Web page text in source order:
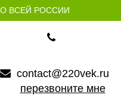
ВСЕЙ РОССИИ
contact@220vek.ru
перезвоните мне